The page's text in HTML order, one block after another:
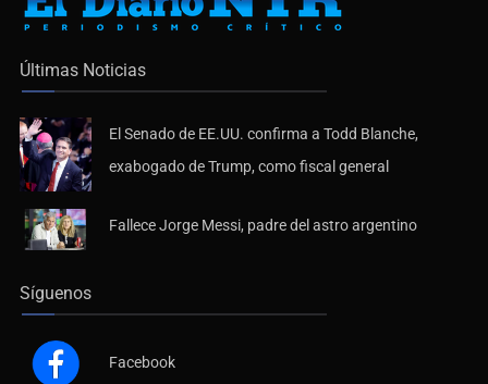
Últimas Noticias
El Senado de EE.UU. confirma a Todd Blanche,
exabogado de Trump, como fiscal general
Fallece Jorge Messi, padre del astro argentino
Síguenos
Facebook